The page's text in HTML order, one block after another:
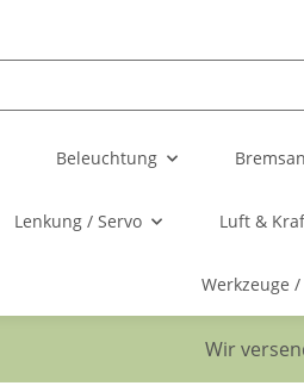
Beleuchtung
Lenkung / Servo Luft &
Werkzeuge
Wir